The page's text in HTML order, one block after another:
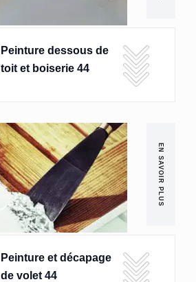
Peinture dessous de
toit et boiserie 44
EN SAVOIR PLUS
Peinture et décapage
de volet 44